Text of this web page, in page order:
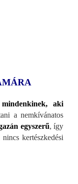
aki
a nemkívánatos
egyszerű,így
kertészkedési